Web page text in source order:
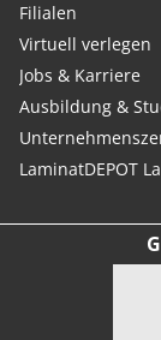
Filialen
Virtuell verlegen
Jobs & Karriere
Ausbildung &
LaminatDEPOT